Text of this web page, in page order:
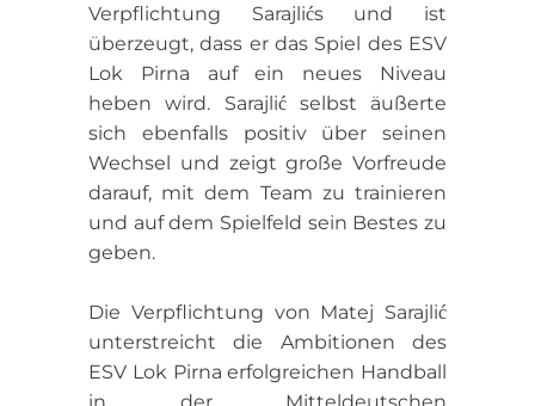
Verpflichtung Sarajlićs und ist
überzeugt, dass er das Spiel des ESV
Lok Pirna auf ein neues Niveau
heben wird. Sarajlić selbst äußerte
sich ebenfalls positiv über seinen
Wechsel und zeigt große Vorfreude
darauf, mit dem Team zu trainieren
und auf dem Spielfeld sein Bestes zu
geben.
Die Verpflichtung von Matej Sarajlić
unterstreicht die Ambitionen des
ESV Lok Pirna erfolgreichen Handball
in der Mitteldeutschen